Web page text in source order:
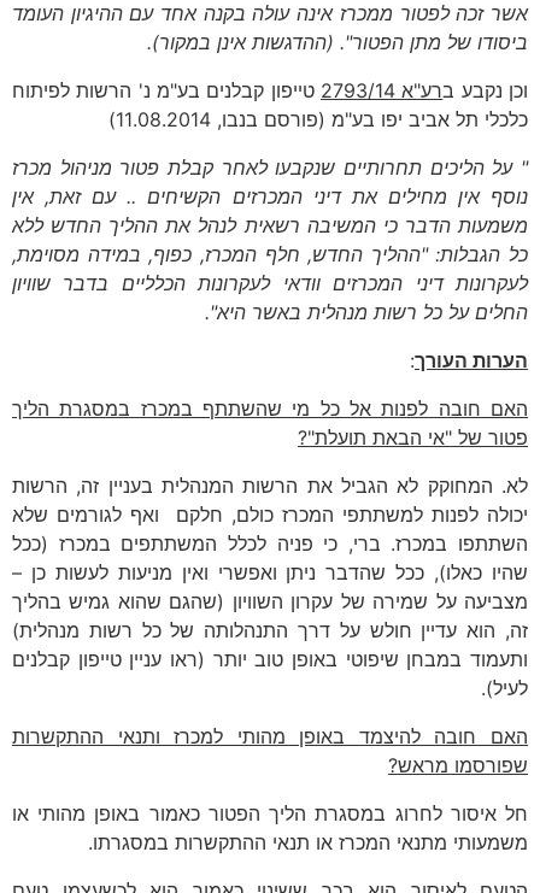
אשר זכה לפטור ממכרז אינה עולה בקנה אחד עם ההיגיון העומד
ביסודו של מתן הפטור". (ההדגשות אינן במקור).
וכן נקבע ברע"א 2793/14
טייפון קבלנים בע"מ נ' הרשות לפיתוח
כלכלי תל אביב יפו בע"מ (פורסם בנבו, 11.08.2014)
" על הליכים תחרותיים שנקבעו לאחר קבלת פטור מניהול מכרז
נוסף אין מחילים את דיני המכרזים הקשיחים .. עם זאת, אין
משמעות הדבר כי המשיבה רשאית לנהל את ההליך החדש ללא
כל הגבלות: "ההליך החדש, חלף המכרז, כפוף, במידה מסוימת,
לעקרונות דיני המכרזים וודאי לעקרונות הכלליים בדבר שוויון
החלים על כל רשות מנהלית באשר היא".
הערות העורך:
האם חובה לפנות אל כל מי שהשתתף במכרז במסגרת הליך
פטור של "אי הבאת תועלת"?
לא. המחוקק לא הגביל את הרשות המנהלית בעניין זה, הרשות
יכולה לפנות למשתתפי המכרז כולם, חלקם ואף לגורמים שלא
השתתפו במכרז. ברי, כי פניה לכלל המשתתפים במכרז (ככל
שהיו כאלו), ככל שהדבר ניתן ואפשרי ואין מניעות לעשות כן –
מצביעה על שמירה של עקרון השוויון (שהגם שהוא גמיש בהליך
זה, הוא עדיין חולש על דרך התנהלותה של כל רשות מנהלית)
ותעמוד במבחן שיפוטי באופן טוב יותר (ראו עניין טייפון קבלנים
לעיל).
האם חובה להיצמד באופן מהותי למכרז ותנאי ההתקשרות
שפורסמו מראש?
חל איסור לחרוג במסגרת הליך הפטור כאמור באופן מהותי או
משמעותי מתנאי המכרז או תנאי ההתקשרות במסגרתו.